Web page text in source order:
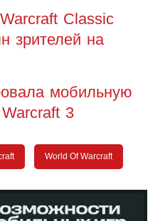
Classic
зрителей на
мобильную
3
World Of Warcraft